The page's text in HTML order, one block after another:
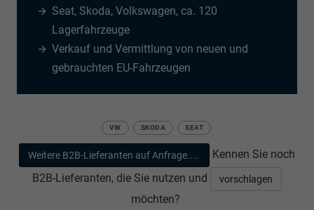
Seat, Skoda, Volkswagen, ca. 120
Lagerfahrzeuge
Verkauf und Vermittlung von neuen und
gebrauchten EU-Fahrzeugen
VW SKODA SEAT
Weitere B2B-Lieferanten auf Anfrage....
Kennen Sie noch
B2B-Lieferanten, die Sie nutzen und
vorschlagen
möchten?